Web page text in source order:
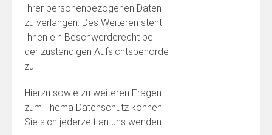
Ihrer personenbezogenen Daten
zu verlangen. Des Weiteren steht
Ihnen ein Beschwerderecht bei
der zuständigen Aufsichtsbehörde
zu.
Hierzu sowie zu weiteren Fragen
zum Thema Datenschutz können
Sie sich jederzeit an uns wenden.